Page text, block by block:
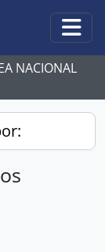
NACIONAL